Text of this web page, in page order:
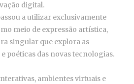
digital.
a utilizar exclusivamente
meio de expressão artística,
singular que explora as
poéticas das novas tecnologias.
ambientes virtuais e